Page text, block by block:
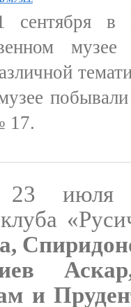
в
музее
июля
и